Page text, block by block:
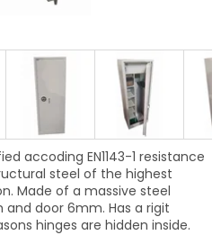
accoding EN1143-1 resistance
steel of the highest
Made of a massive steel
door 6mm. Has a rigit
hinges are hidden inside.